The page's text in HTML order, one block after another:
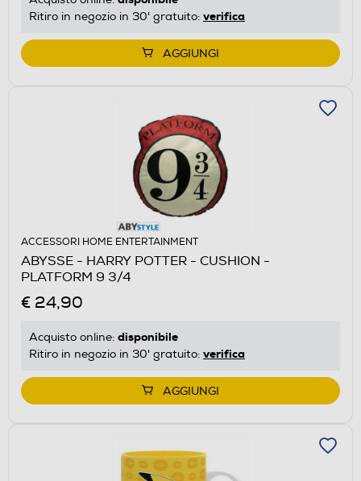
Ritiro in negozio in 30' gratuito: verifica
AGGIUNGI
ACCESSORI HOME ENTERTAINMENT
ABYSSE - HARRY POTTER - CUSHION -
PLATFORM 9 3/4
€ 24,90
Acquisto online: disponibile
Ritiro in negozio in 30' gratuito: verifica
AGGIUNGI